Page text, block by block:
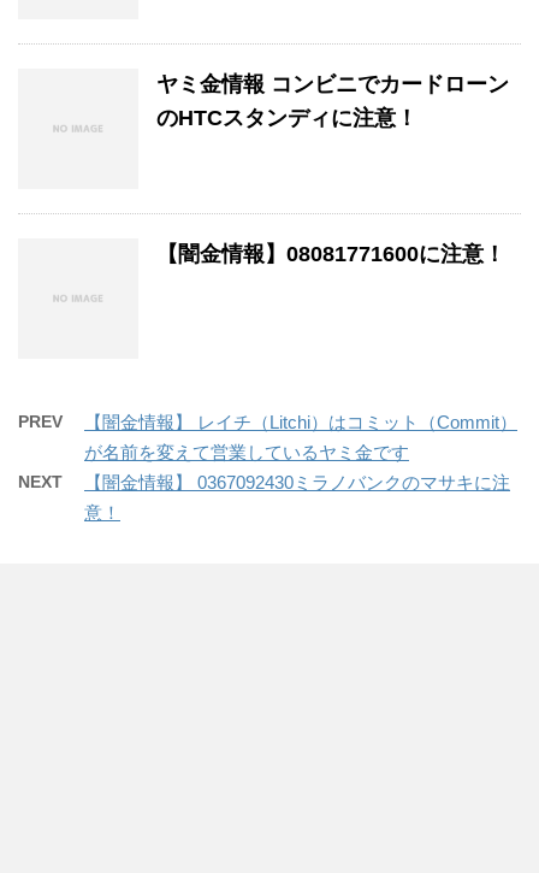
ヤミ金情報 コンビニでカードローン
のHTCスタンディに注意！
【闇金情報】08081771600に注意！
PREV
【闇金情報】 レイチ（Litchi）はコミット（Commit）
が名前を変えて営業しているヤミ金です
NEXT
【闇金情報】 0367092430ミラノバンクのマサキに注
意！